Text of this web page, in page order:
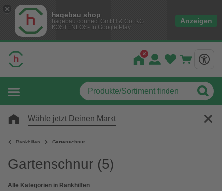
hagebau shop
hagebau connect GmbH & Co. KG
KOSTENLOS- In Google Play
Anzeigen
Wähle jetzt Deinen Markt
Rankhilfen Gartenschnur
Gartenschnur (5)
Alle Kategorien in Rankhilfen